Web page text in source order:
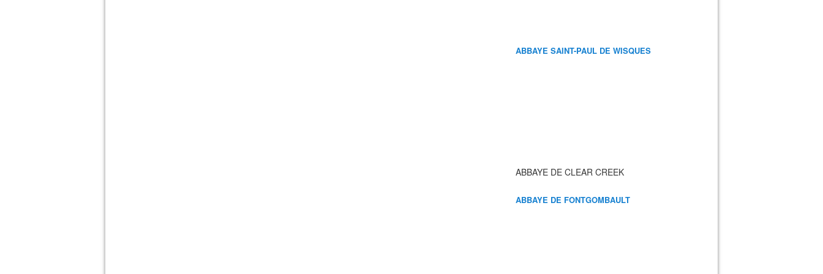
ABBAYE SAINT-PAUL DE WISQUES
ABBAYE DE CLEAR CREEK
ABBAYE DE FONTGOMBAULT